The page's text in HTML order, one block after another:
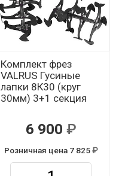
Комплект фрез
VALRUS Гусиные
лапки 8К30 (круг
30мм) 3+1 секция
6 900
Розничная цена 7 825